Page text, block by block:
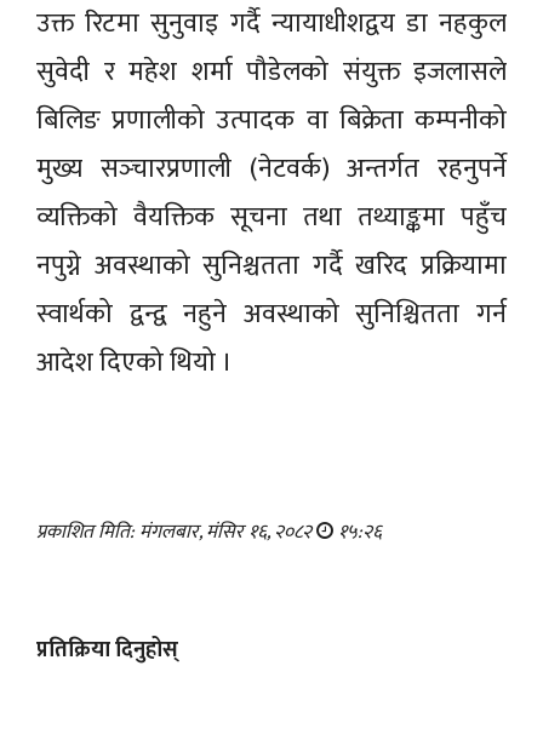
उक्त रिटमा सुनुवाइ गर्दै न्यायाधीशद्वय डा नहकुल
सुवेदी र महेश शर्मा पौडेलको संयुक्त इजलासले
बिलिङ प्रणालीको उत्पादक वा बिक्रेता कम्पनीको
मुख्य सञ्‍चारप्रणाली (नेटवर्क) अन्तर्गत रहनुपर्ने
व्यक्तिको वैयक्तिक सूचना तथा तथ्याङ्कमा पहुँच
नपुग्ने अवस्थाको सुनिश्चतता गर्दै खरिद प्रक्रियामा
स्वार्थको द्वन्द्व नहुने अवस्थाको सुनिश्चितता गर्न
आदेश दिएको थियो ।
प्रकाशित मिति: मंगलबार, मंसिर १६, २०८२ १५:२६
प्रतिक्रिया दिनुहोस्